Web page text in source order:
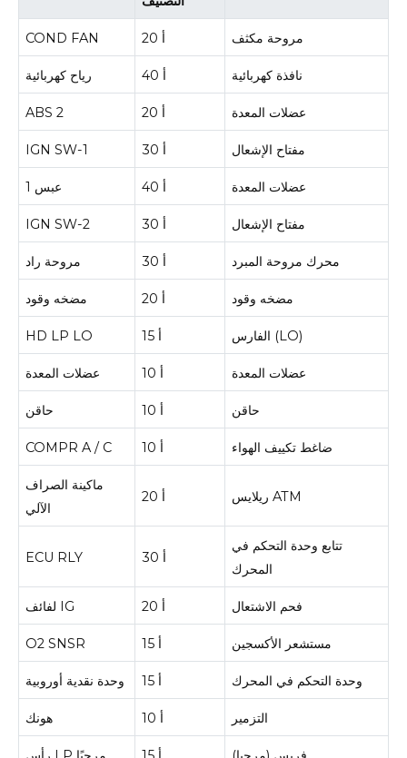
COND FAN 20 أ مروحة مكثف
رياح كهربائية 40 أ نافذة كهربائية
ABS 2 20 أ عضلات المعدة
IGN SW-1 30 أ مفتاح الإشعال
عبس 1 40 أ عضلات المعدة
IGN SW-2 30 أ مفتاح الإشعال
مروحة راد 30 أ محرك مروحة المبرد
مضخه وقود 20 أ مضخه وقود
HD LP LO 15 أ الفارس (LO)
عضلات المعدة 10 أ عضلات المعدة
حاقن 10 أ حاقن
COMPR A / C 10 أ ضاغط تكييف الهواء
ماكينة الصراف
الآلي
20 أ ريلايس ATM
ECU RLY 30 أ
تتابع وحدة التحكم في
المحرك
لفائف IG 20 أ فحم الاشتعال
O2 SNSR 15 أ مستشعر الأكسجين
وحدة نقدية أوروبية 15 أ وحدة التحكم في المحرك
هونك 10 أ التزمير